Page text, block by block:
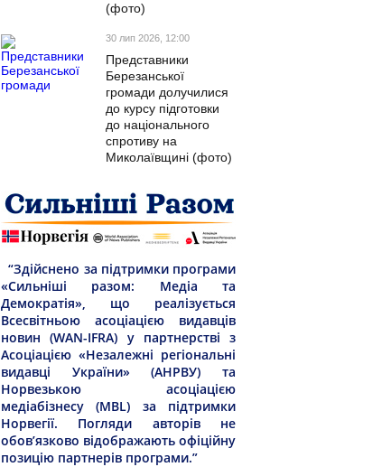
(фото)
30 лип 2026, 12:00
Представники
Березанської
громади долучилися
до курсу підготовки
до національного
спротиву на
Миколаївщині (фото)
“Здійснено за підтримки програми
«Сильніші разом: Медіа та
Демократія», що реалізується
Всесвітньою асоціацією видавців
новин (WAN-IFRA) у партнерстві з
Асоціацією «Незалежні регіональні
видавці України» (АНРВУ) та
Норвезькою асоціацією
медіабізнесу (MBL) за підтримки
Норвегії. Погляди авторів не
обов’язково відображають офіційну
позицію партнерів програми.”